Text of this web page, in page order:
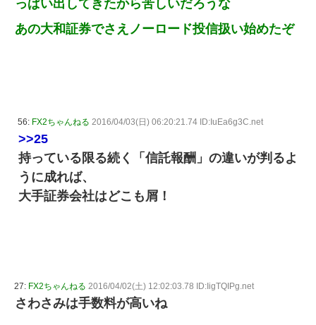
っぱい出してきたから苦しいだろうな
あの大和証券でさえノーロード投信扱い始めたぞ
56: FX2ちゃんねる 2016/04/03(日) 06:20:21.74 ID:IuEa6g3C.net
>>25
持っている限る続く「信託報酬」の違いが判るよ
うに成れば、
大手証券会社はどこも屑！
27: FX2ちゃんねる 2016/04/02(土) 12:02:03.78 ID:IigTQIPg.net
さわさみは手数料が高いね